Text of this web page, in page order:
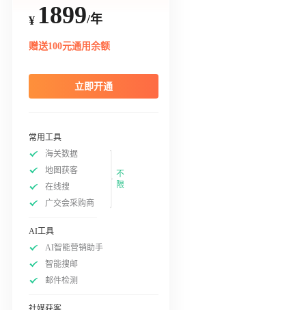
¥ 1899/年
赠送100元通用余额
立即开通
常用工具
海关数据
地图获客
在线搜
广交会采购商
不
限
AI工具
AI智能营销助手
智能搜邮
邮件检测